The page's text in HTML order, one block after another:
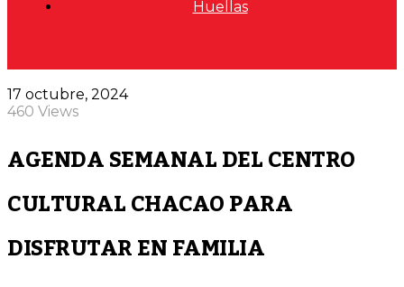
Huellas
17 octubre, 2024
460 Views
AGENDA SEMANAL DEL CENTRO
CULTURAL CHACAO PARA
DISFRUTAR EN FAMILIA